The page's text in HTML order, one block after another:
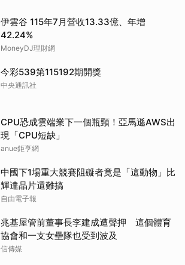
伊雲谷 115年7月營收13.33億、年增
42.24%
MoneyDJ理財網
今彩539第115192期開獎
中央通訊社
CPU恐成雲端業下一個瓶頸！亞馬遜AWS出
現「CPU短缺」
anue鉅亨網
中國下1場重大競賽阻礙者竟是「這動物」比
輝達晶片還難搞
自由電子報
兆基屋管前董事長李建成遭聲押 這個體育
協會和一支女壘隊也受到波及
信傳媒